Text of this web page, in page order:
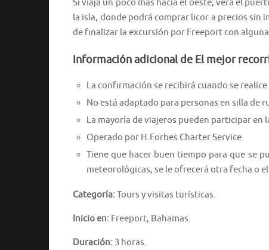
Si viaja un poco más hacia el oeste, verá el
la isla, donde podrá comprar licor a precios sin
de finalizar la excursión por Freeport con
Información adicional de El mejor
La confirmación se recibirá cuando se realice
No está adaptado para personas en silla de
La mayoría de viajeros pueden participar en
Operado por H.Forbes Charter Service.
Tiene que hacer buen tiempo para que se
meteorológicas, se le ofrecerá otra fecha o
Categoría:Tours y visitas turísticas.
Inicio en: Freeport, Bahamas.
Duración: 3 horas.